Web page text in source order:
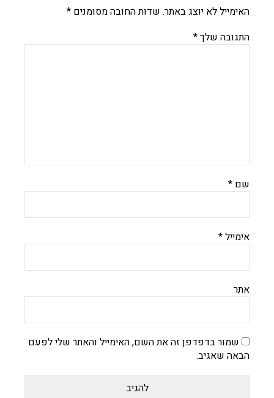
האימייל לא יוצג באתר. שדות החובה מסומנים *
התגובה שלך*
שם *
אימייל*
אתר
שמור בדפדפן זה את השם, האימייל והאתר שלי לפעם
הבאה שאגיב.